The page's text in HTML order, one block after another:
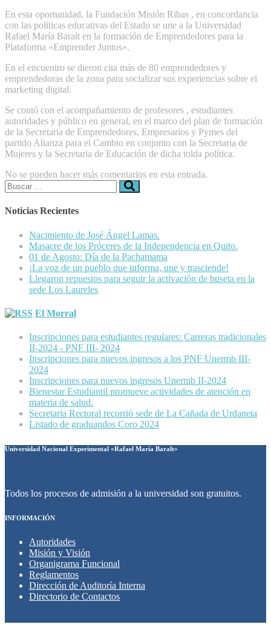
En esta oportunidad, la Fundación Misión Ribas , en concordancia
con las políticas educativas del Estado se une a la Universidad
Rafael María Baralt en la formación de Emprendedores para la
Plataforma «Emprender Juntos».
En el encuentro se dieron cita más de 80 emprendedores y
emprendedoras de la zona para socializar sus experiencias sobre el
marketing digital.
Se contó con el acompañamiento de profesores , estudiantes
autoridades y público en general, en el marco del plan de formación
de la Secretaria de Emprendedores, Empresarios y Pymes del
partido Alianza para el Cambio en conjunto con la Secretaria de
Mujeres y la Secretaria de Educación de dicha tolda política.
No se pueden hacer más comentarios en esta entrada.
Buscar:
Noticias Recientes
Nacimiento de José Ángel Lamas.
Masacre de los Próceres de la Independencia en Quito.
01 de Agosto: Día de la Pachamama
¡La voz de un pueblo que informa, une y trasciende!
Llegaron repuestos para seguir la activación de buseta en la
sede Los Laureles
El Morral
Inscripciones para estudiantes regulares: Carreras tradicionales
II-2024 - PNF III- 2024
Inscripciones para nuevos ingresos a los PNF Unermb III-
2024
Inscripciones para nuevos ingresos Unermb II-2024
Bienestar Estudiantil promueve actividades de atención en
materia de salud.
Secretaria Rectoral recorrió sede de La Cañada de Urdaneta
Listado de graduandos Coro 2024
Universidad Nacional Experimental «Rafael María Baralt»
Todos los procesos de admisión a la universidad son gratuitos.
INFORMACIÓN
Autoridades
Misión y Visión
Organigrama Funcional
Reglamentos
Dirección de Auditoría Interna
Directorio de Contactos